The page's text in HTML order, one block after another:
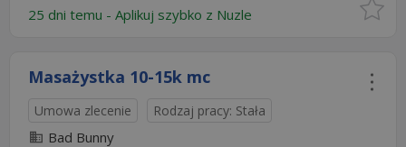
25 dni temu - Aplikuj szybko z Nuzle
Masażystka 10-15k mc
Umowa zlecenie Rodzaj pracy: Stała
Bad Bunny